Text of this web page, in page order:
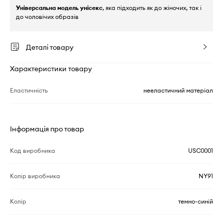
Універсальна модель унісекс, яка підходить як до жіночих, так і
до чоловічих образів
Деталі товару
Характеристики товару
Еластичність нееластичний матеріал
Інформація про товар
Код виробника USC0001
Колір виробника NY91
Колір темно-синій